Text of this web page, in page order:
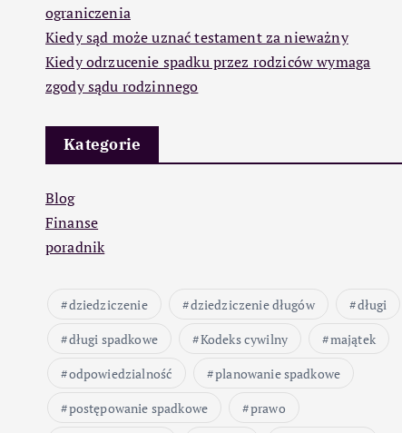
ograniczenia
Kiedy sąd może uznać testament za nieważny
Kiedy odrzucenie spadku przez rodziców wymaga
zgody sądu rodzinnego
Kategorie
Blog
Finanse
poradnik
dziedziczenie dziedziczenie długów
długi
długi spadkowe
Kodeks cywilny
majątek
odpowiedzialność
planowanie spadkowe
postępowanie spadkowe
prawo